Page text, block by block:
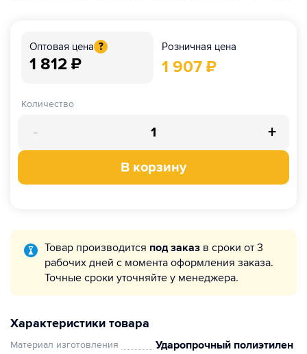
Оптовая цена ?
1 812 ₽
Розничная цена
1 907 ₽
Количество
- +
В корзину
Товар производится под заказ в сроки от 3
рабочих дней с момента оформления заказа.
Точные сроки уточняйте у менеджера.
Характеристики товара
Материал изготовления Ударопрочный полиэтилен